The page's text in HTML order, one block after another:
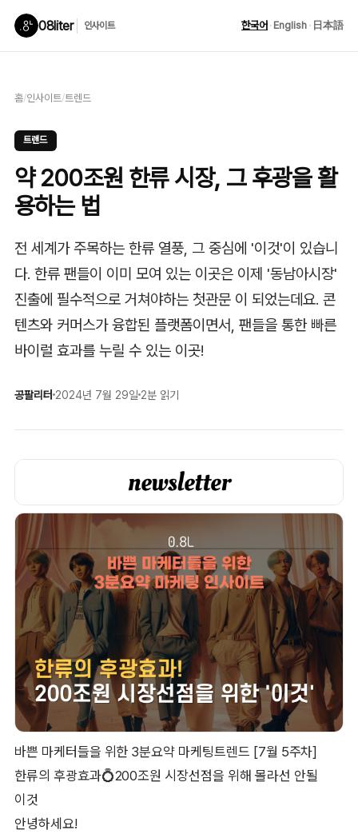
08liter 인사이트 한국어 · English · 日本語
홈/인사이트/트렌드
트렌드
약 200조원 한류 시장, 그 후광을 활
용하는 법
전 세계가 주목하는 한류 열풍, 그 중심에 '이것'이 있습니
다. 한류 팬들이 이미 모여 있는 이곳은 이제 '동남아시장'
진출에 필수적으로 거쳐야하는 첫관문 이 되었는데요. 콘
텐츠와 커머스가 융합된 플랫폼이면서, 팬들을 통한 빠른
바이럴 효과를 누릴 수 있는 이곳!
공팔리터 2024년 7월 29일 2분 읽기
바쁜 마케터들을 위한 3분요약 마케팅트렌드 [7월 5주차]
한류의 후광효과💍200조원 시장선점을 위해 몰라선 안될
이것
안녕하세요!